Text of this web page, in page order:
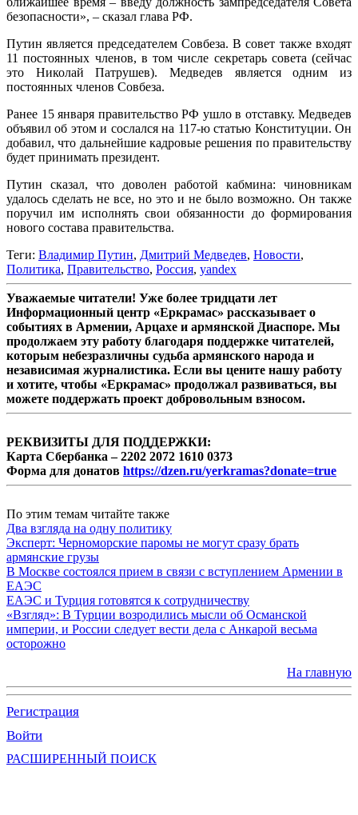
безопасности», – сказал глава РФ.
Путин является председателем Совбеза. В совет также входят
11 постоянных членов, в том числе секретарь совета (сейчас
это Николай Патрушев). Медведев является одним из
постоянных членов Совбеза.
Ранее 15 января правительство РФ ушло в отставку. Медведев
объявил об этом и сослался на 117-ю статью Конституции. Он
добавил, что дальнейшие кадровые решения по правительству
будет принимать президент.
Путин сказал, что доволен работой кабмина: чиновникам
удалось сделать не все, но это и не было возможно. Он также
поручил им исполнять свои обязанности до формирования
нового состава правительства.
Теги: Владимир Путин, Дмитрий Медведев, Новости,
Политика, Правительство, Россия, yandex
Уважаемые читатели! Уже более тридцати лет
Информационный центр «Еркрамас» рассказывает о
событиях в Армении, Арцахе и армянской Диаспоре. Мы
продолжаем эту работу благодаря поддержке читателей,
которым небезразличны судьба армянского народа и
независимая журналистика. Если вы цените нашу работу
и хотите, чтобы «Еркрамас» продолжал развиваться, вы
можете поддержать проект добровольным взносом.
РЕКВИЗИТЫ ДЛЯ ПОДДЕРЖКИ:
Карта Сбербанка – 2202 2072 1610 0373
Форма для донатов https://dzen.ru/yerkramas?donate=true
По этим темам читайте также
Два взгляда на одну политику
Эксперт: Черноморские паромы не могут сразу брать
армянские грузы
В Москве состоялся прием в связи с вступлением Армении в
ЕАЭС
ЕАЭС и Турция готовятся к сотрудничеству
«Взгляд»: В Турции возродились мысли об Османской
империи, и России следует вести дела с Анкарой весьма
осторожно
На главную
Регистрация
Войти
РАСШИРЕННЫЙ ПОИСК